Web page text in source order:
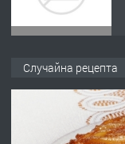
Случайна рецепта